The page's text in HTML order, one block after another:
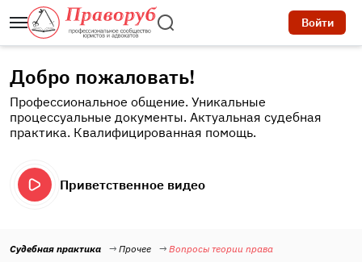
Войти
Добро пожаловать!
Профессиональное общение. Уникальные
процессуальные документы. Актуальная судебная
практика. Квалифицированная помощь.
Приветственное видео
Судебная практика Прочее Вопросы теории права